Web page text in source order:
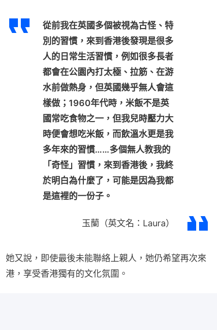
從前我在英國多個被視為古怪、特
別的習慣，來到香港後發現是很多
人的日常生活習慣，例如很多長者
都會在公園內打太極、拉筋、在游
水前做熱身，但英國幾乎無人會這
樣做；1960年代時，米飯不是英
國常吃食物之一，但我兒時壓力大
時便會想吃米飯，而飲溫水更是我
多年來的習慣……多個無人教我的
「奇怪」習慣，來到香港後，我終
於明白為什麼了，可能是因為我都
是這裡的一份子。
玉蘭（英文名：Laura）
她又說，即使最後未能聯絡上親人，她仍希望再次來
港，享受香港獨有的文化氛圍。